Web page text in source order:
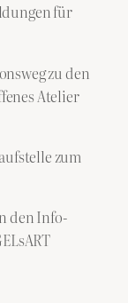
für
zu den
Atelier
zum
den Info-